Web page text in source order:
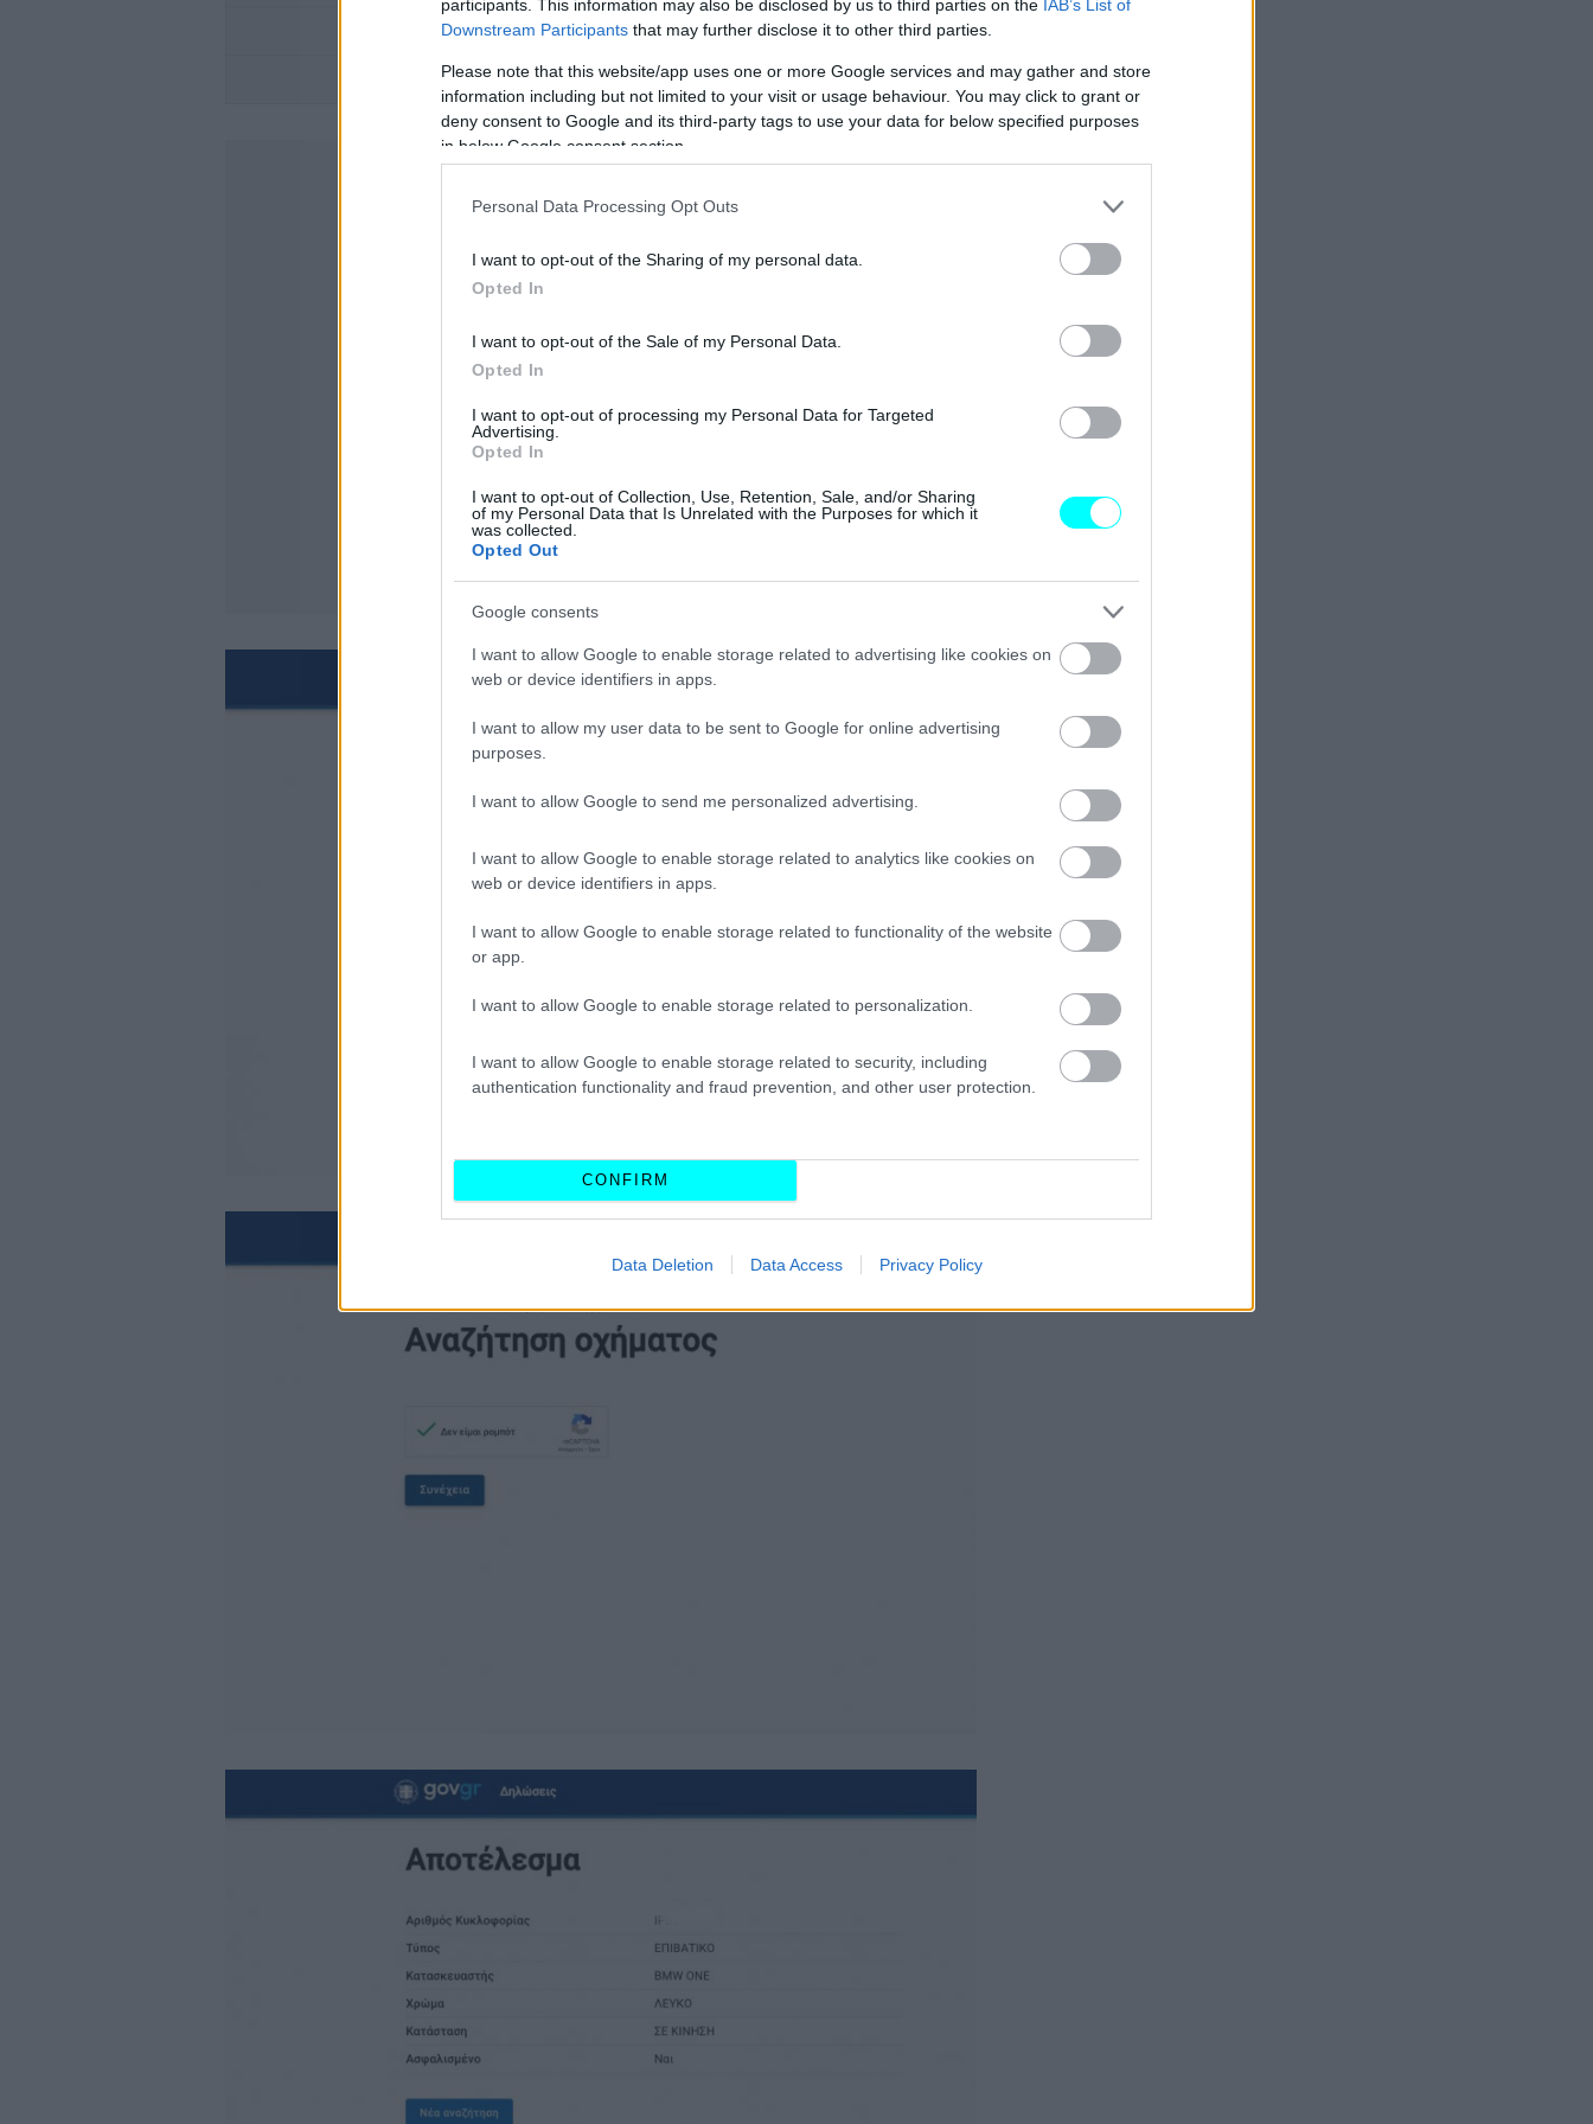
participants. This information may also be disclosed by us to third parties on the IAB’s List of
Downstream Participants that may further disclose it to other third parties.
Please note that this website/app uses one or more Google services and may gather and store
information including but not limited to your visit or usage behaviour. You may click to grant or
deny consent to Google and its third-party tags to use your data for below specified purposes
in below Google consent section.
Personal Data Processing Opt Outs
I want to opt-out of the Sharing of my personal data.
Opted In
I want to opt-out of the Sale of my Personal Data.
Opted In
I want to opt-out of processing my Personal Data for Targeted
Advertising.
Opted In
I want to opt-out of Collection, Use, Retention, Sale, and/or Sharing
of my Personal Data that Is Unrelated with the Purposes for which it
was collected.
Opted Out
Google consents
I want to allow Google to enable storage related to advertising like cookies on
web or device identifiers in apps.
I want to allow my user data to be sent to Google for online advertising
purposes.
I want to allow Google to send me personalized advertising.
I want to allow Google to enable storage related to analytics like cookies on
web or device identifiers in apps.
I want to allow Google to enable storage related to functionality of the website
or app.
I want to allow Google to enable storage related to personalization.
I want to allow Google to enable storage related to security, including
authentication functionality and fraud prevention, and other user protection.
CONFIRM
Data Deletion Data Access Privacy Policy
SKODA FABIA ME 119 ΕΥΡΩ ΤΟ ΜΗΝΑ
ALFA ROMEO JUNIOR ME 8 ΧΡΟΝΙΑ ΕΓΓΥΗΣΗ